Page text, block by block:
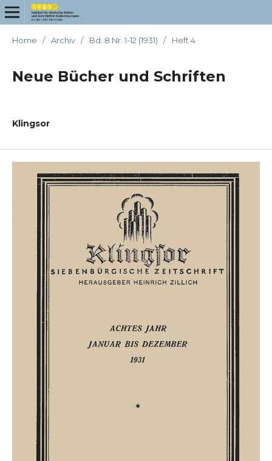
Home / Archiv / Bd. 8 Nr. 1-12 (1931) / Heft 4
Neue Bücher und Schriften
Klingsor